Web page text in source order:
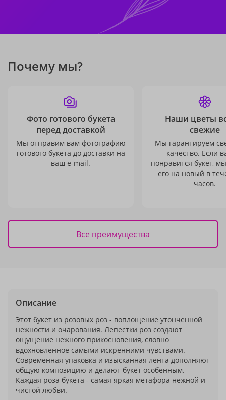
Почему мы?
Фото готового букета
перед доставкой
Мы отправим вам фотографию
готового букета до доставки на
ваш e-mail.
Наши цветы
свежие
Мы гарантируем
качество. Если
понравится букет,
его на новый в
часов.
Все преимущества
Описание
Этот букет из розовых роз - воплощение утонченной
нежности и очарования. Лепестки роз создают
ощущение нежного прикосновения, словно
вдохновленное самыми искренними чувствами.
Современная упаковка и изысканная лента дополняют
общую композицию и делают букет особенным.
Каждая роза букета - самая яркая метафора нежной и
чистой любви.